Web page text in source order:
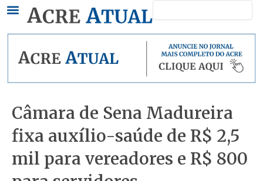
conteúdo
Câmara de Sena Madureira
fixa auxílio-saúde de R$ 2,5
mil para vereadores e R$ 800